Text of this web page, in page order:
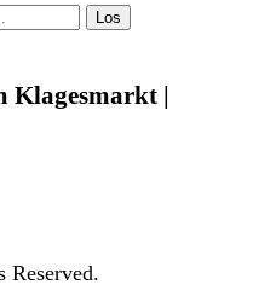
Klagesmarkt |